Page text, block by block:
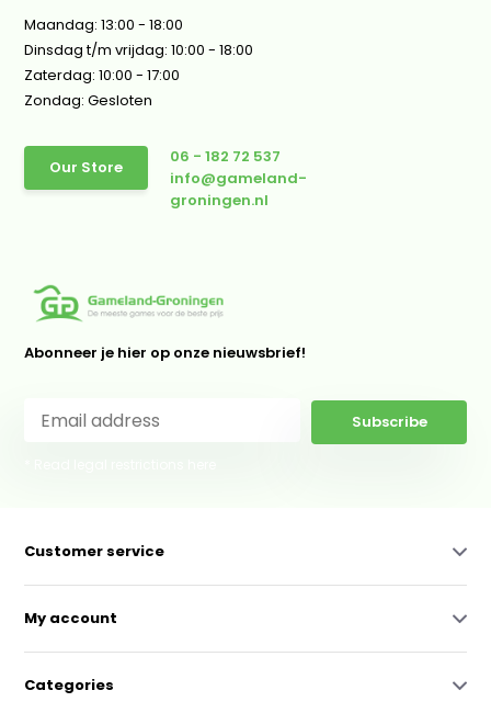
Maandag: 13:00 - 18:00
Dinsdag t/m vrijdag: 10:00 - 18:00
Zaterdag: 10:00 - 17:00
Zondag: Gesloten
Our Store
06 - 182 72 537
info@gameland-
groningen.nl
Abonneer je hier op onze nieuwsbrief!
Subscribe
Customer service
My account
Categories